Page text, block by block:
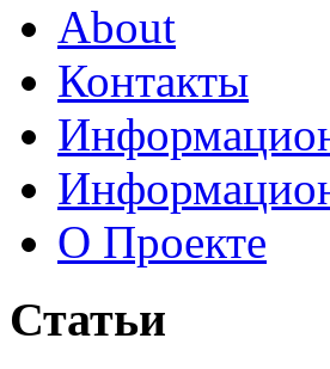
About
Контакты
О Проекте
Статьи